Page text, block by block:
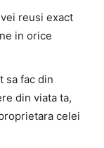
reusi exact
in orice
sa fac din
din viata ta,
celei